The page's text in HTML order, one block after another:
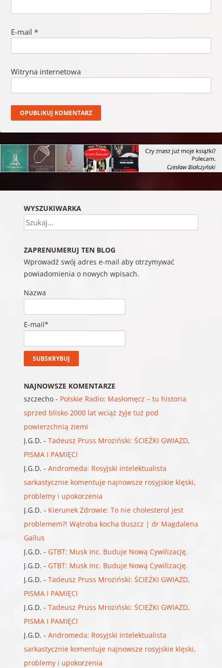
E-mail *
Witryna internetowa
WYSZUKIWARKA
Szukaj
ZAPRENUMERUJ TEN BLOG
Wprowadź swój adres e-mail aby otrzymywać
powiadomienia o nowych wpisach.
Nazwa
E-mail*
NAJNOWSZE KOMENTARZE
szczecho- Polskie Radio: Masłomęcz – tu historia
sprzed blisko 2000 lat wciąż żyje tuż pod
powierzchnią ziemi
J.G.D. - Tadeusz Pruss Mroziński: ŚCIEŻKI GWIAZD,
PISMA I PAMIĘCI
J.G.D. - Andromeda: Rosyjski intelektualista
sarkastycznie komentuje najnowsze rosyjskie klęski,
problemy i upokorzenia
J.G.D. - Kierunek Zdrowie: To nie cholesterol jest
problemem?! Wątroba kocha tłuszcz | dr Magdalena
Gallus
J.G.D. - GTBT: Musk Inc. Buduje Nową Cywilizację.
J.G.D. - GTBT: Musk Inc. Buduje Nową Cywilizację.
J.G.D. - Tadeusz Pruss Mroziński: ŚCIEŻKI GWIAZD,
PISMA I PAMIĘCI
J.G.D. - Tadeusz Pruss Mroziński: ŚCIEŻKI GWIAZD,
PISMA I PAMIĘCI
J.G.D. - Andromeda: Rosyjski intelektualista
sarkastycznie komentuje najnowsze rosyjskie klęski,
problemy i upokorzenia